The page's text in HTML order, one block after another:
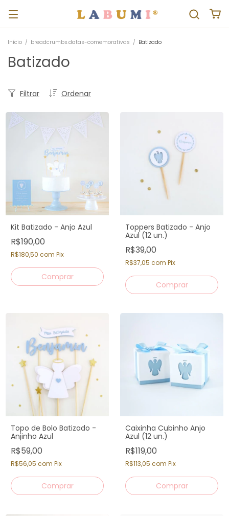
Início / breadcrumbs.datas-comemorativas / Batizado
Batizado
Ordenar
Filtrar
Kit Batizado - Anjo Azul
R$190,00
R$180,50 com Pix
Toppers Batizado - Anjo
Azul (12 un.)
R$39,00
R$37,05 com Pix
Topo de Bolo Batizado -
Anjinho Azul
R$59,00
R$56,05 com Pix
Caixinha Cubinho Anjo
Azul (12 un.)
R$119,00
R$113,05 com Pix